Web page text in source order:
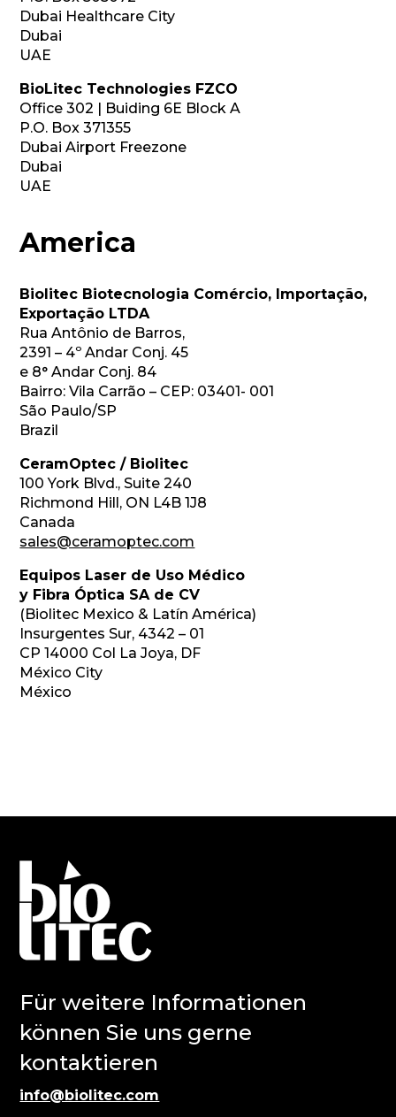
Dubai Healthcare City
Dubai
UAE
BioLitec Technologies FZCO
Office 302 | Buiding 6E Block A
P.O. Box 371355
Dubai Airport Freezone
Dubai
UAE
America
Biolitec Biotecnologia Comércio, Importação,
Exportação LTDA
Rua Antônio de Barros,
2391 – 4º Andar Conj. 45
e 8° Andar Conj. 84
Bairro: Vila Carrão – CEP: 03401- 001
São Paulo/SP
Brazil
CeramOptec / Biolitec
100 York Blvd., Suite 240
Richmond Hill, ON L4B 1J8
Canada
sales@ceramoptec.com
Equipos Laser de Uso Médico
y Fibra Óptica SA de CV
(Biolitec Mexico & Latín América)
Insurgentes Sur, 4342 – 01
CP 14000 Col La Joya, DF
México City
México
Für weitere Informationen
können Sie uns gerne
kontaktieren
info@biolitec.com